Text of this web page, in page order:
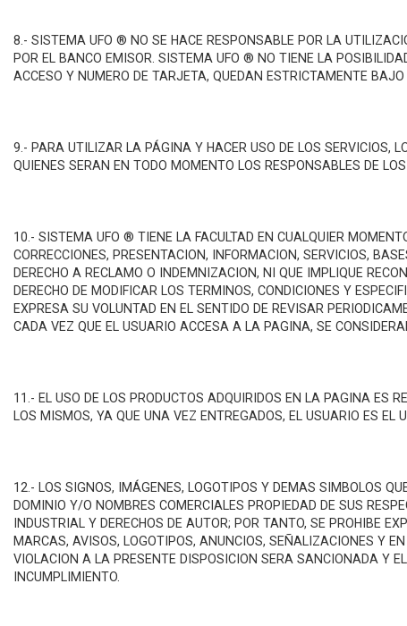
8.- SISTEMA UFO ® NO SE HACE RESPONSABLE POR LA
POR EL BANCO EMISOR. SISTEMA UFO ® NO TIENE LA
ACCESO Y NUMERO DE TARJETA, QUEDAN ESTRICTAMENTE
9.- PARA UTILIZAR LA PÁGINA Y HACER USO DE LOS SERVICIOS,
QUIENES SERAN EN TODO MOMENTO LOS RESPONSABLES DE
10.- SISTEMA UFO ® TIENE LA FACULTAD EN CUALQUIER
CORRECCIONES, PRESENTACION, INFORMACION, SERVICIOS,
DERECHO A RECLAMO O INDEMNIZACION, NI QUE IMPLIQUE
DERECHO DE MODIFICAR LOS TERMINOS, CONDICIONES Y
EXPRESA SU VOLUNTAD EN EL SENTIDO DE REVISAR
CADA VEZ QUE EL USUARIO ACCESA A LA PAGINA, SE
11.- EL USO DE LOS PRODUCTOS ADQUIRIDOS EN LA PAGINA ES
LOS MISMOS, YA QUE UNA VEZ ENTREGADOS, EL USUARIO ES EL
12.- LOS SIGNOS, IMÁGENES, LOGOTIPOS Y DEMAS SIMBOLOS
DOMINIO Y/O NOMBRES COMERCIALES PROPIEDAD DE SUS
INDUSTRIAL Y DERECHOS DE AUTOR; POR TANTO, SE PROHIBE
MARCAS, AVISOS, LOGOTIPOS, ANUNCIOS, SEÑALIZACIONES Y
VIOLACION A LA PRESENTE DISPOSICION SERA SANCIONADA Y
INCUMPLIMIENTO.